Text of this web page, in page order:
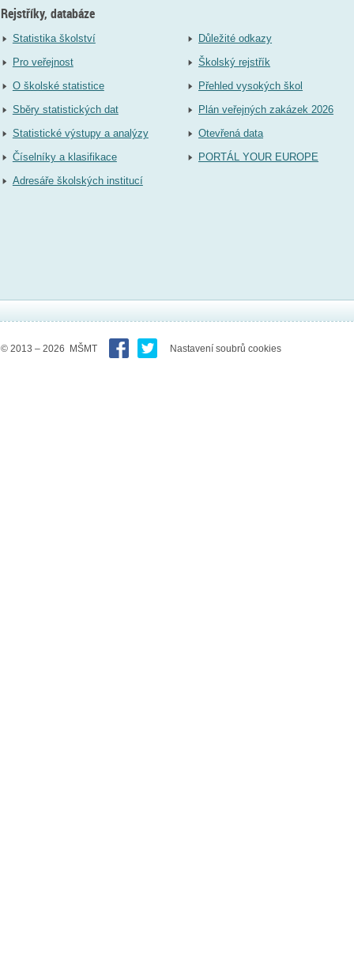
Rejstříky, databáze
Statistika školství
Pro veřejnost
O školské statistice
Sběry statistických dat
Statistické výstupy a analýzy
Číselníky a klasifikace
Adresáře školských institucí
Důležité odkazy
Školský rejstřík
Přehled vysokých škol
Plán veřejných zakázek 2026
Otevřená data
PORTÁL YOUR EUROPE
© 2013 – 2026 MŠMT Nastavení soubrů cookies